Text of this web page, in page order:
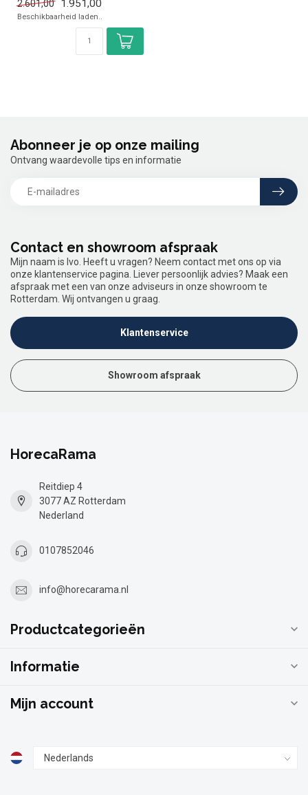
✓ +2°C tot +8°C
2.601,00 1.951,00
Beschikbaarheid laden..
Contact en showroom afspraak
Mijn naam is Ivo. Heeft u vragen? Neem contact met ons op via
onze klantenservice pagina. Liever persoonlijk advies? Maak een
afspraak met een van onze adviseurs in onze showroom te
Rotterdam. Wij ontvangen u graag.
Klantenservice
Showroom afspraak
Abonneer je op onze mailing
Ontvang waardevolle tips en informatie
HorecaRama
Reitdiep 4
3077 AZ Rotterdam
Nederland
0107852046
info@horecarama.nl
Productcategorieën
Informatie
Mijn account